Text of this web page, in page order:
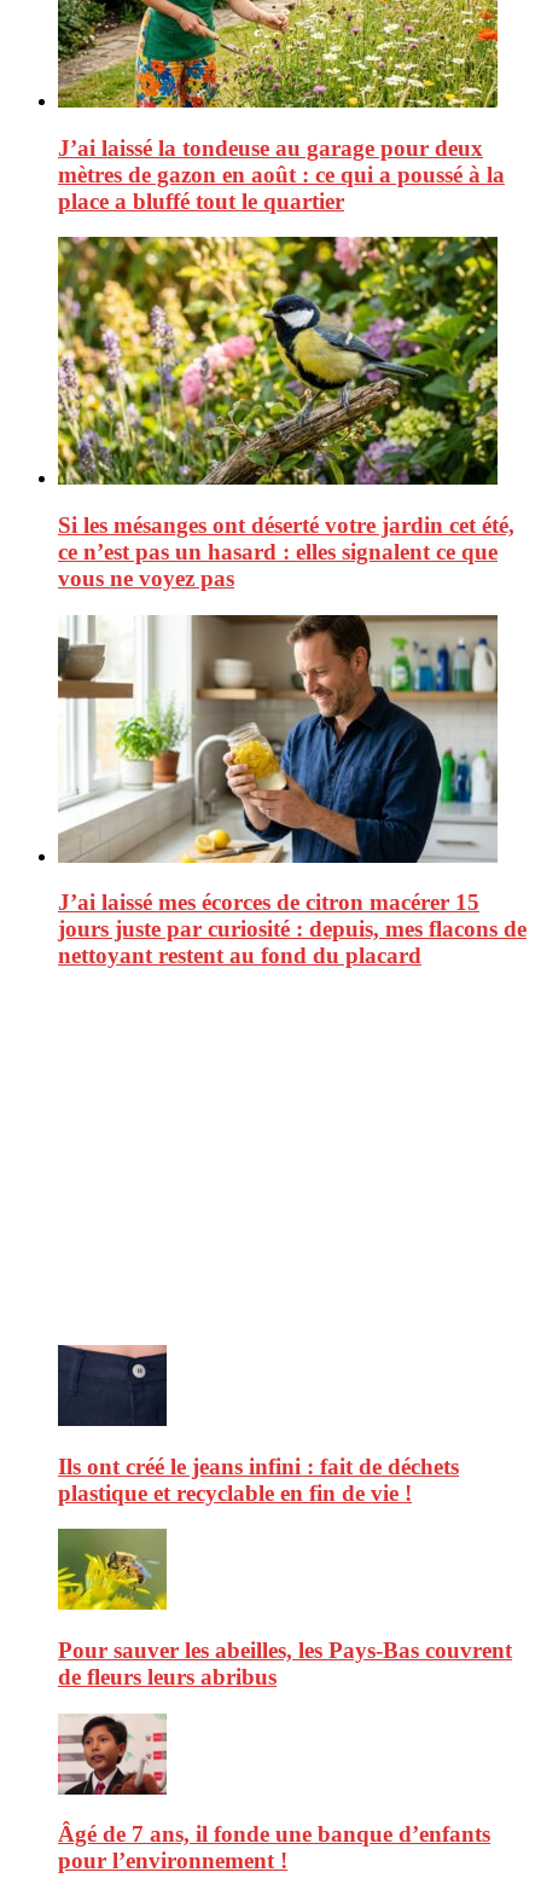
J’ai laissé la tondeuse au garage pour deux
mètres de gazon en août : ce qui a poussé à la
place a bluffé tout le quartier
Si les mésanges ont déserté votre jardin cet été,
ce n’est pas un hasard : elles signalent ce que
vous ne voyez pas
J’ai laissé mes écorces de citron macérer 15
jours juste par curiosité : depuis, mes flacons de
nettoyant restent au fond du placard
Ils ont créé le jeans infini : fait de déchets
plastique et recyclable en fin de vie !
Pour sauver les abeilles, les Pays-Bas couvrent
de fleurs leurs abribus
Âgé de 7 ans, il fonde une banque d’enfants
pour l’environnement !